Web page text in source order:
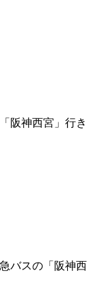
阪神西宮」行き
バスの「阪神西